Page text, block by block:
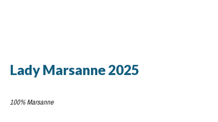
Lady Marsanne 2025
100% Marsanne